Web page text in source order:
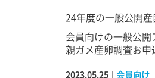
24年度の一般公開
会員向けの一般公
親ガメ産卵調査お
2023.05.25 ｜ 会員向け